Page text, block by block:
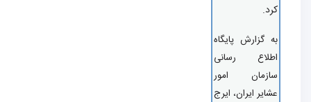
گزارش پایگاه
رسانی
امور
ایران، ایرج